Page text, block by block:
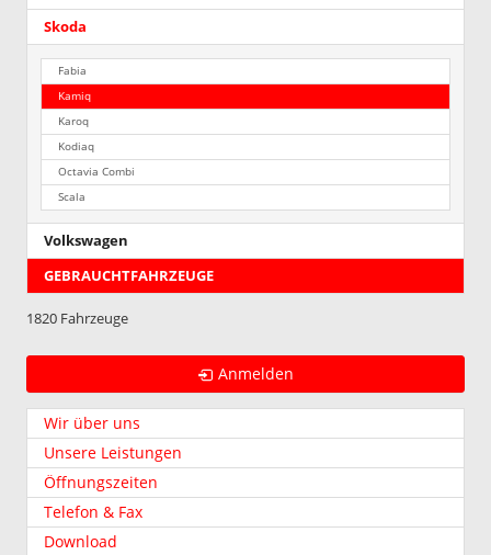
Skoda
Fabia
Kamiq
Karoq
Kodiaq
Octavia Combi
Scala
Volkswagen
GEBRAUCHTFAHRZEUGE
1820 Fahrzeuge
Anmelden
Wir über uns
Unsere Leistungen
Öffnungszeiten
Telefon & Fax
Download